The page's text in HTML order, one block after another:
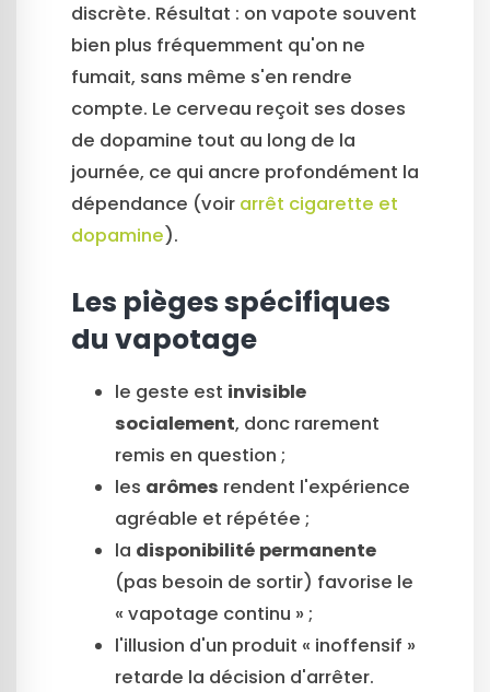
discrète. Résultat : on vapote souvent
bien plus fréquemment qu'on ne
fumait, sans même s'en rendre
compte. Le cerveau reçoit ses doses
de dopamine tout au long de la
journée, ce qui ancre profondément la
dépendance (voir arrêt cigarette et
dopamine).
Les pièges spécifiques
du vapotage
le geste est invisible
socialement, donc rarement
remis en question ;
les arômes rendent l'expérience
agréable et répétée ;
la disponibilité permanente
(pas besoin de sortir) favorise le
« vapotage continu » ;
l'illusion d'un produit « inoffensif »
retarde la décision d'arrêter.